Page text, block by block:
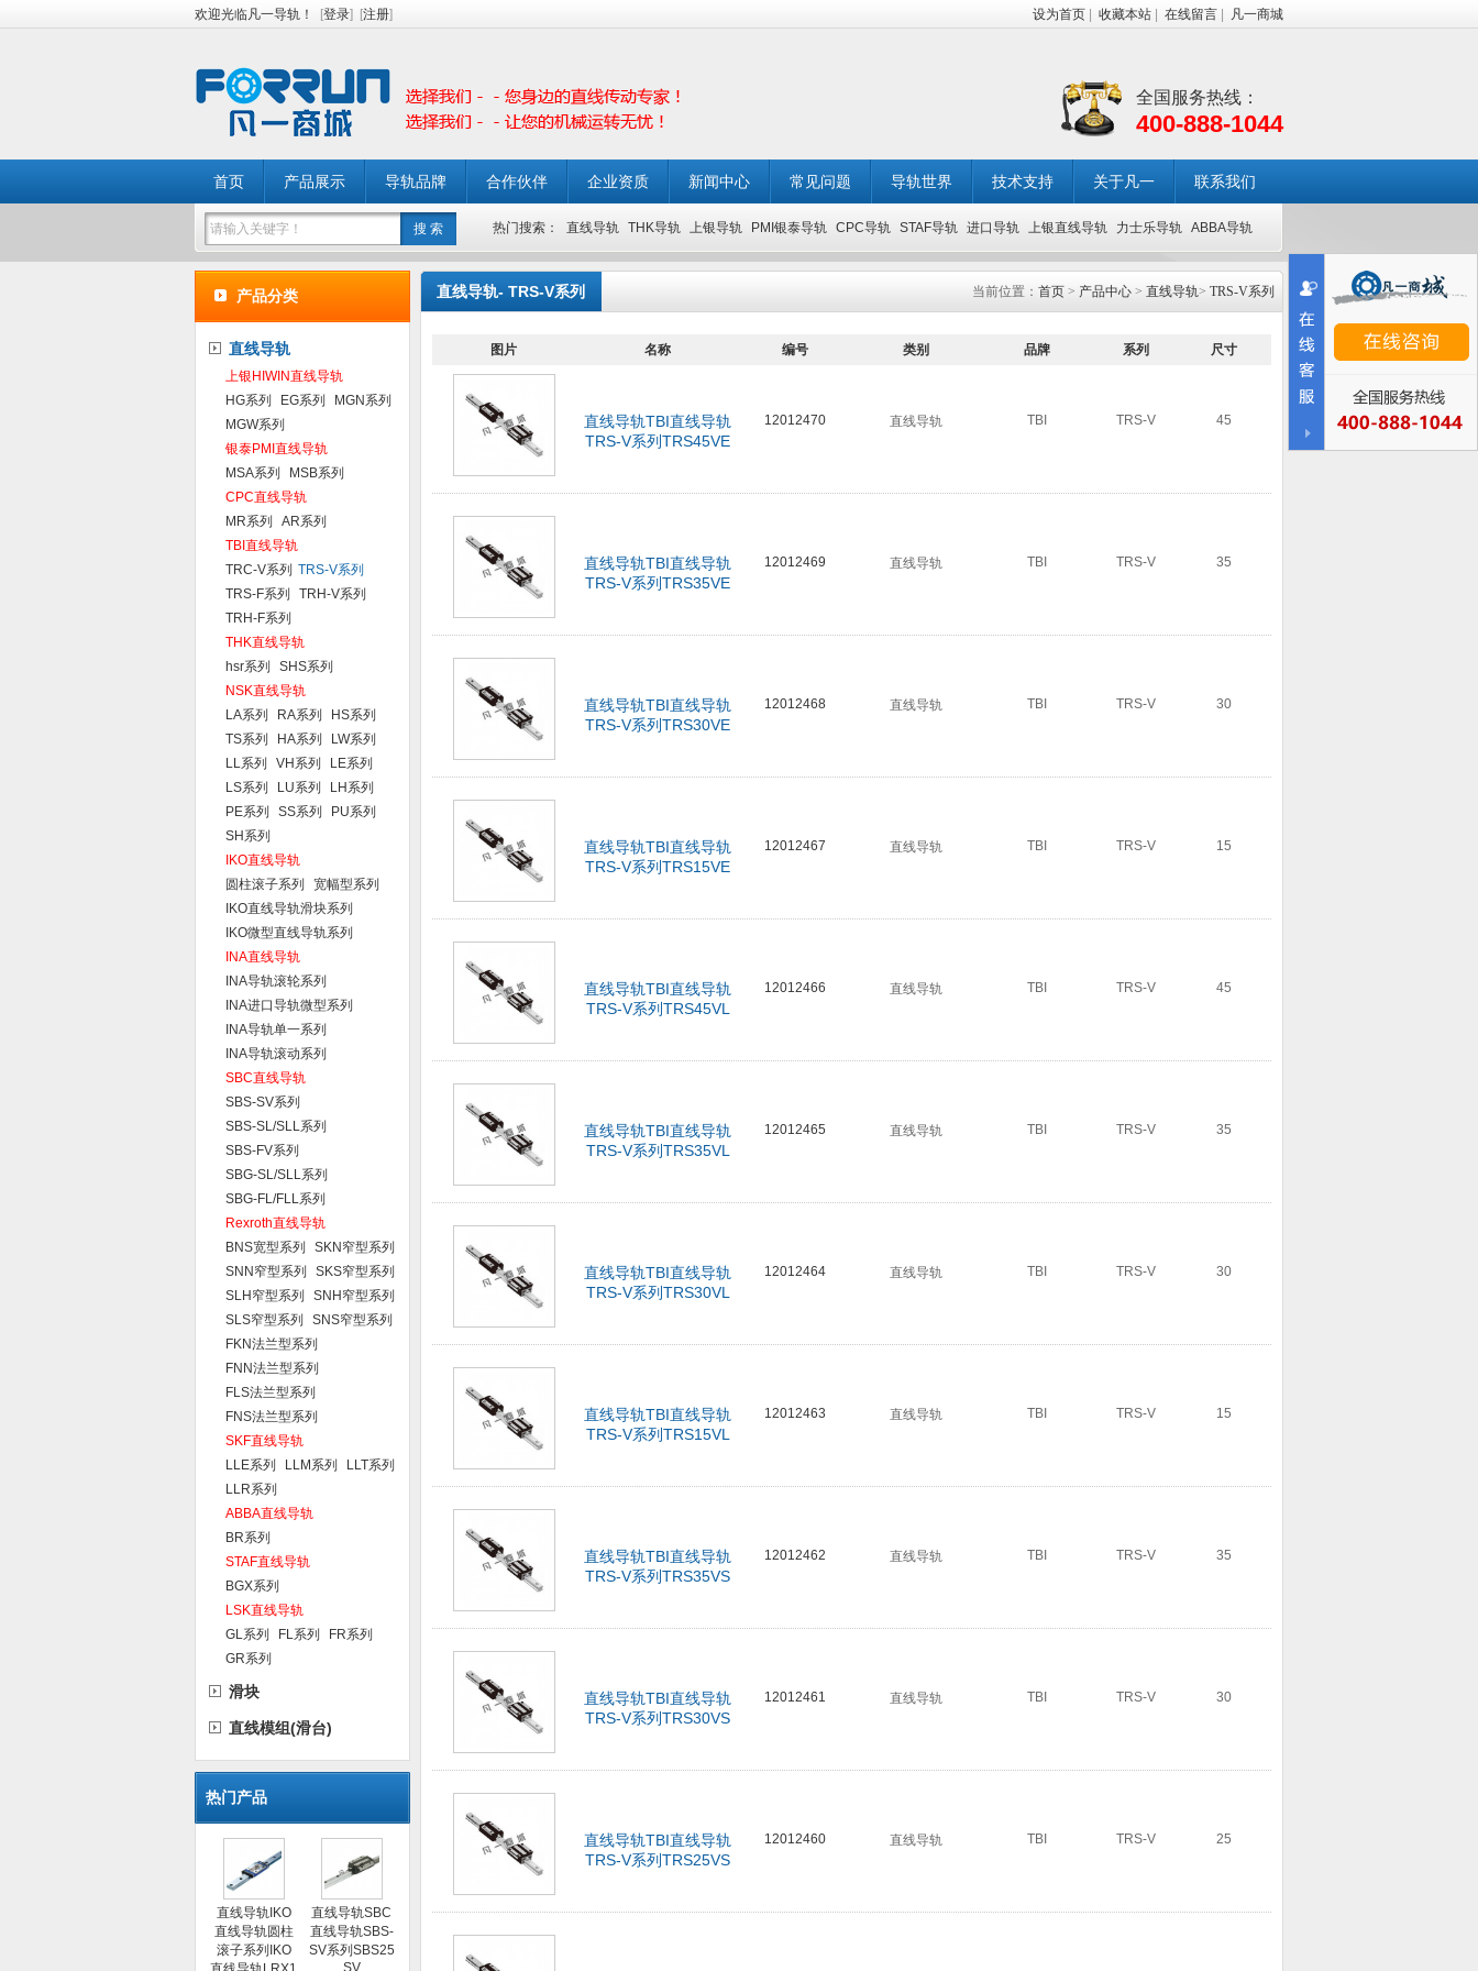
欢迎光临凡一导轨！ [登录] [注册] 设为首页 收藏本站 在线留言 凡一商城
全国服务热线：
400-888-1044
首页 产品展示 导轨品牌 合作伙伴 企业资质 新闻中心 常见问题 导轨世界 技术支持 关于凡一 联系我们
热门搜索： 直线导轨 THK导轨 上银导轨 PMI银泰导轨 CPC导轨 STAF导轨 进口导轨 上银直线导轨 力士乐导轨 ABBA导轨
产品分类
直线导轨
上银HIWIN直线导轨
HG系列
EG系列
MGN系列
MGW系列
银泰PMI直线导轨
MSA系列
MSB系列
CPC直线导轨
MR系列
AR系列
TBI直线导轨
TRC-V系列 TRS-V系列
TRS-F系列
TRH-V系列
TRH-F系列
THK直线导轨
hsr系列
SHS系列
NSK直线导轨
LA系列
RA系列
HS系列
TS系列
HA系列
LW系列
LL系列
VH系列
LE系列
LS系列
LU系列
LH系列
PE系列
SS系列
PU系列
SH系列
IKO直线导轨
圆柱滚子系列
宽幅型系列
IKO直线导轨滑块系列
IKO微型直线导轨系列
INA直线导轨
INA导轨滚轮系列
INA进口导轨微型系列
INA导轨单一系列
INA导轨滚动系列
SBC直线导轨
SBS-SV系列
SBS-SL/SLL系列
SBS-FV系列
SBG-SL/SLL系列
SBG-FL/FLL系列
Rexroth直线导轨
BNS宽型系列
SKN窄型系列
SNN窄型系列
SKS窄型系列
SLH窄型系列
SNH窄型系列
SLS窄型系列
SNS窄型系列
FKN法兰型系列
FNN法兰型系列
FLS法兰型系列
FNS法兰型系列
SKF直线导轨
LLE系列
LLM系列
LLT系列
LLR系列
ABBA直线导轨
BR系列
STAF直线导轨
BGX系列
LSK直线导轨
GL系列
FL系列
FR系列
GR系列
滑块
直线模组(滑台)
热门产品
直线导轨IKO
直线导轨圆柱
滚子系列IKO
直线导轨SBC
直线导轨SBS-
SV系列SBS25
SV
直线导轨- TRS-V系列 当前位置： 首页 > 产品中心 > 直线导轨> TRS-V系列
图片 名称 编号 类别 品牌 系列 尺寸
直线导轨TBI直线导轨
TRS-V系列TRS45VE
12012470 直线导轨 TBI TRS-V 45
直线导轨TBI直线导轨
TRS-V系列TRS35VE
12012469 直线导轨 TBI TRS-V 35
直线导轨TBI直线导轨
TRS-V系列TRS30VE
12012468 直线导轨 TBI TRS-V 30
直线导轨TBI直线导轨
TRS-V系列TRS15VE
12012467 直线导轨 TBI TRS-V 15
直线导轨TBI直线导轨
TRS-V系列TRS45VL
12012466 直线导轨 TBI TRS-V 45
直线导轨TBI直线导轨
TRS-V系列TRS35VL
12012465 直线导轨 TBI TRS-V 35
直线导轨TBI直线导轨
TRS-V系列TRS30VL
12012464 直线导轨 TBI TRS-V 30
直线导轨TBI直线导轨
TRS-V系列TRS15VL
12012463 直线导轨 TBI TRS-V 15
直线导轨TBI直线导轨
TRS-V系列TRS35VS
12012462 直线导轨 TBI TRS-V 35
直线导轨TBI直线导轨
TRS-V系列TRS30VS
12012461 直线导轨 TBI TRS-V 30
直线导轨TBI直线导轨
TRS-V系列TRS25VS
12012460 直线导轨 TBI TRS-V 25